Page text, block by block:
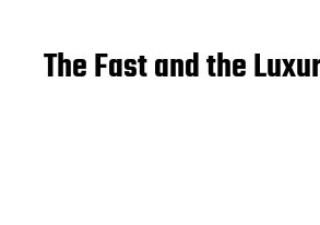
The Fast and the